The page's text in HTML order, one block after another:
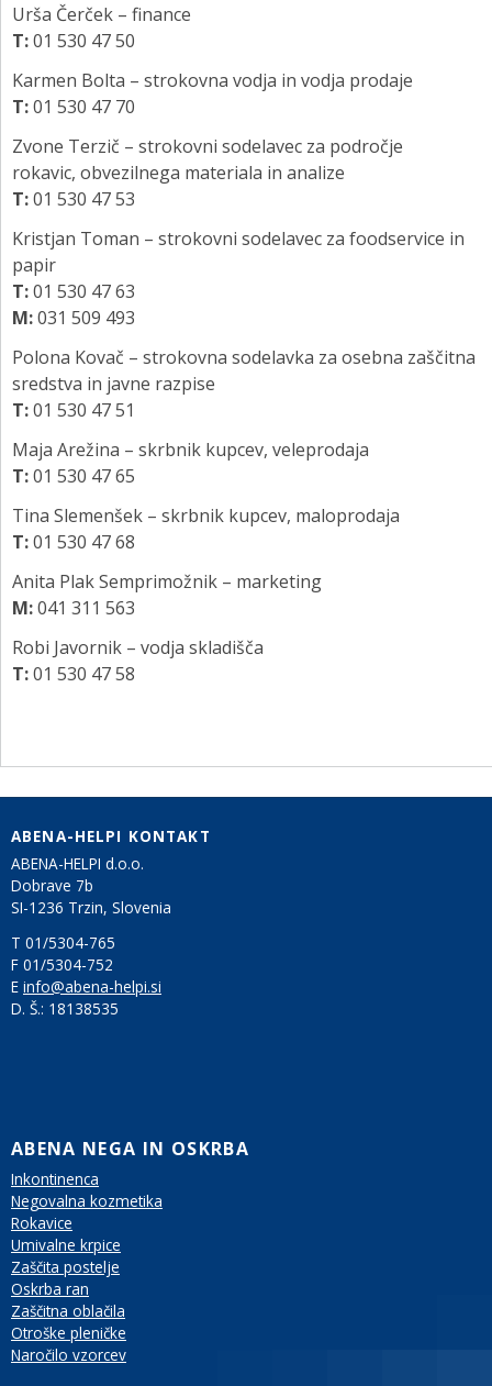
Urša Čerček – finance
T:01 530 47 50
Karmen Bolta – strokovna vodja in vodja prodaje
T:01 530 47 70
Zvone Terzič – strokovni sodelavec za področje
rokavic, obvezilnega materiala in analize
T:01 530 47 53
Kristjan Toman – strokovni sodelavec za foodservice in
papir
T:01 530 47 63
M:031 509 493
Polona Kovač – strokovna sodelavka za osebna zaščitna
sredstva in javne razpise
T:01 530 47 51
Maja Arežina – skrbnik kupcev, veleprodaja
T:01 530 47 65
Tina Slemenšek – skrbnik kupcev, maloprodaja
T:01 530 47 68
Anita Plak Semprimožnik – marketing
M:041 311 563
Robi Javornik – vodja skladišča
T:01 530 47 58
ABENA-HELPI KONTAKT
ABENA-HELPI d.o.o.
Dobrave 7b
SI-1236 Trzin, Slovenia
T 01/5304-765
F 01/5304-752
E info@abena-helpi.si
D. Š.: 18138535
ABENA NEGA IN OSKRBA
Inkontinenca
Negovalna kozmetika
Rokavice
Umivalne krpice
Zaščita postelje
Oskrba ran
Zaščitna oblačila
Otroške pleničke
Naročilo vzorcev